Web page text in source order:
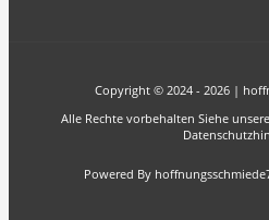
Copyright © 2024 - 2026 |
Alle Rechte vorbehalten Siehe
Powered By